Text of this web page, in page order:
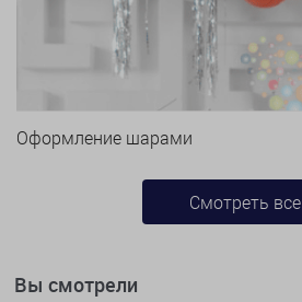
Оформление шарами
Смотреть все
Вы смотрели